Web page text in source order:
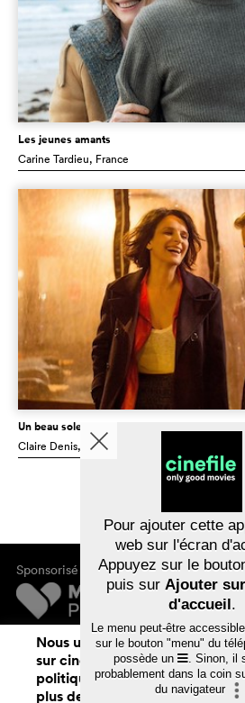
Les jeunes amants
Carine Tardieu, France
Un beau soleil intérieur
Claire Denis, France
Sponsorisé par
Mentions légales
Confidentialité des données
Nous utilisons des cookies. En
sur cinefile.ch, vous acceptez
politique d'utilisation des
plus de détails, voir notre
Pour ajouter cette
web sur l'écran
Appuyez sur le
puis sur Ajouter
d'accueil.
Le menu peut-être
sur le bouton "menu" du
possède un
. Sinon, il
probablement dans la coin
du navigateur